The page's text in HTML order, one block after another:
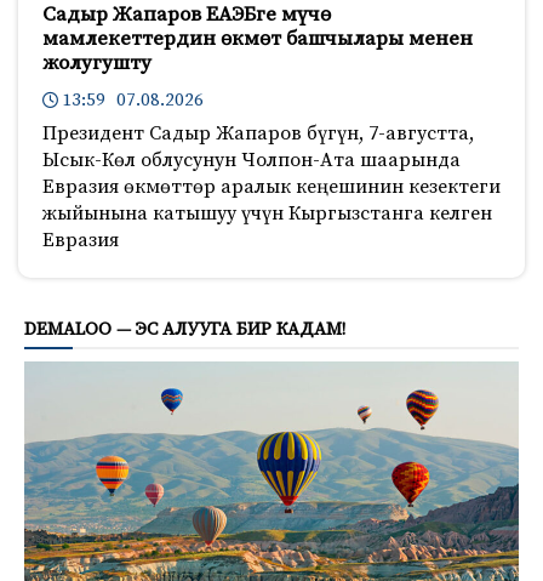
Садыр Жапаров ЕАЭБге мүчө
мамлекеттердин өкмөт башчылары менен
жолугушту
13:59 07.08.2026
Президент Садыр Жапаров бүгүн, 7-августта,
Ысык-Көл облусунун Чолпон-Ата шаарында
Евразия өкмөттөр аралык кеңешинин кезектеги
жыйынына катышуу үчүн Кыргызстанга келген
Евразия
DEMALOO — ЭС АЛУУГА БИР КАДАМ!